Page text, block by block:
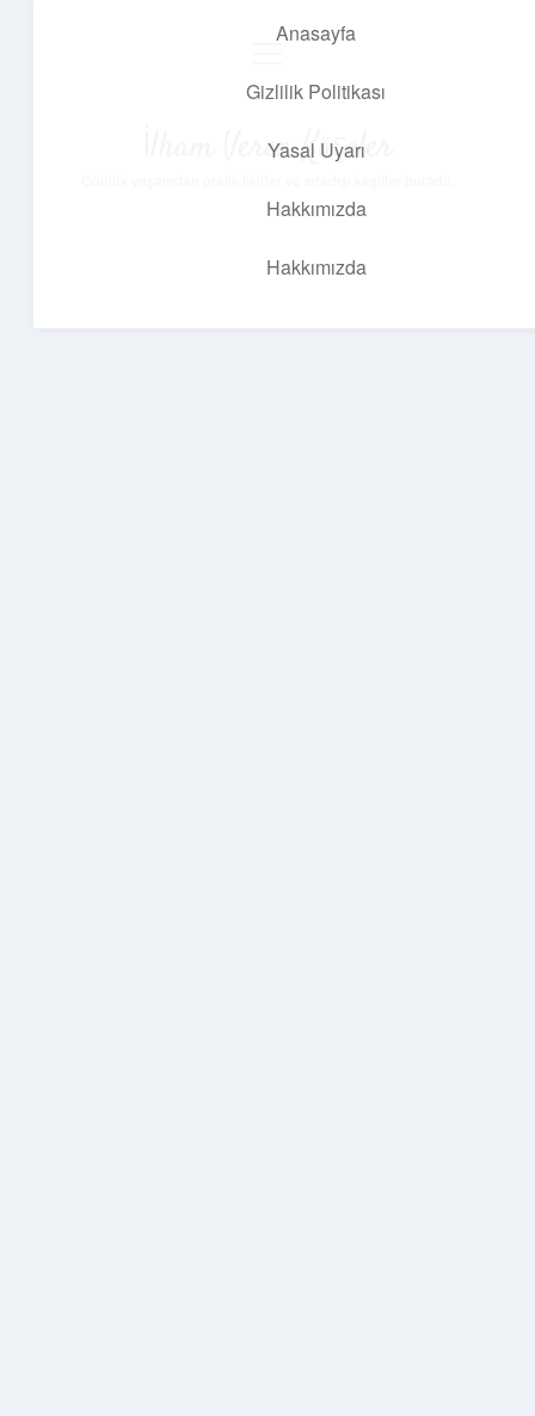
Anasayfa
Gizlilik Politikası
Yasal Uyarı
Hakkımızda
Hakkımızda
İlham Veren Köşeler